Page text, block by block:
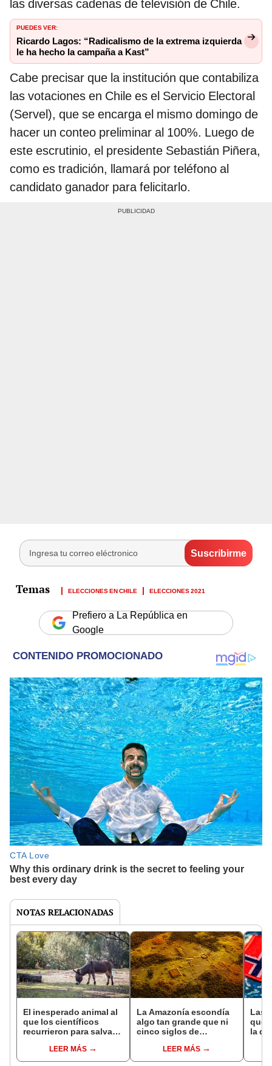
las diversas cadenas de televisión de Chile.
PUEDES VER:
Ricardo Lagos: “Radicalismo de la extrema izquierda
le ha hecho la campaña a Kast”
Cabe precisar que la institución que contabiliza
las votaciones en Chile es el Servicio Electoral
(Servel), que se encarga el mismo domingo de
hacer un conteo preliminar al 100%. Luego de
este escrutinio, el presidente Sebastián Piñera,
como es tradición, llamará por teléfono al
candidato ganador para felicitarlo.
ELECCIONES EN CHILE ELECCIONES 2021
Prefiero a La República en
Google
NOTAS RELACIONADAS
El inesperado animal al
que los científicos
recurrieron para salvar
reintroducción de un
asno salvaje está
LEER MÁS
La Amazonía escondía
algo tan grande que ni
cinco siglos de
encontrarlo: el hallazgo
podría cambiar todo lo
LEER MÁS
Las
que
la de